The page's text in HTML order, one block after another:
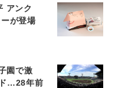
アンク
ーが登場
園で激
…28年前